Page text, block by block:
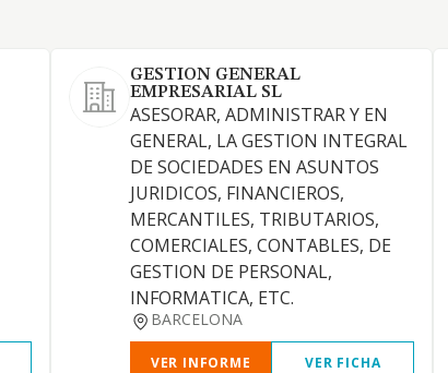
GESTION GENERAL
EMPRESARIAL SL
ASESORAR, ADMINISTRAR Y EN
GENERAL, LA GESTION INTEGRAL
DE SOCIEDADES EN ASUNTOS
JURIDICOS, FINANCIEROS,
MERCANTILES, TRIBUTARIOS,
COMERCIALES, CONTABLES, DE
GESTION DE PERSONAL,
INFORMATICA, ETC.
BARCELONA
VER INFORME VER FICHA